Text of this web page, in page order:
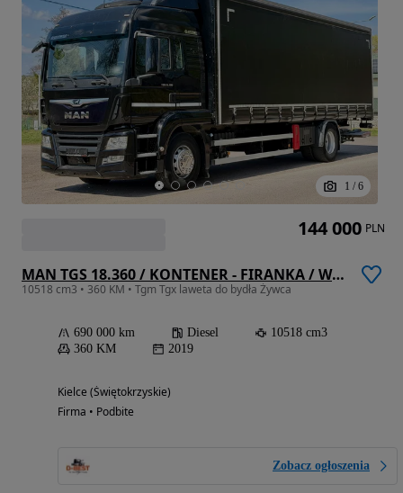
1 / 6
MAN TGS 18.360 / KONTENER - FIRANKA / WINDA / 21 EUROPALET / AUTOMAT / SYPIALKA / 2019 ROK
10518 cm3 • 360 KM • Tgm Tgx laweta do bydła Żywca
690 000 km Diesel
10518 cm3
360 KM
2019
Kielce (Świętokrzyskie)
Firma • Podbite
Zobacz ogłoszenia
144 000 PLN